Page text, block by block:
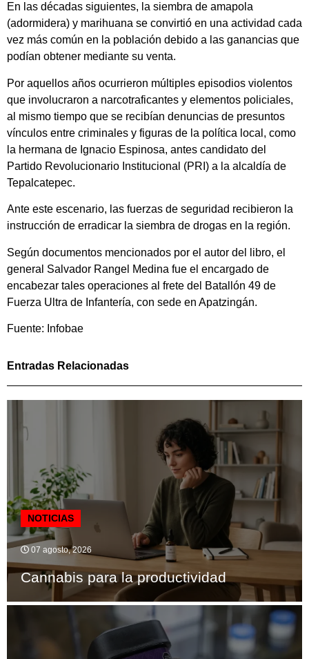
En las décadas siguientes, la siembra de amapola
(adormidera) y marihuana se convirtió en una actividad cada
vez más común en la población debido a las ganancias que
podían obtener mediante su venta.
Por aquellos años ocurrieron múltiples episodios violentos
que involucraron a narcotraficantes y elementos policiales,
al mismo tiempo que se recibían denuncias de presuntos
vínculos entre criminales y figuras de la política local, como
la hermana de Ignacio Espinosa, antes candidato del
Partido Revolucionario Institucional (PRI) a la alcaldía de
Tepalcatepec.
Ante este escenario, las fuerzas de seguridad recibieron la
instrucción de erradicar la siembra de drogas en la región.
Según documentos mencionados por el autor del libro, el
general Salvador Rangel Medina fue el encargado de
encabezar tales operaciones al frete del Batallón 49 de
Fuerza Ultra de Infantería, con sede en Apatzingán.
Fuente: Infobae
Entradas Relacionadas
NOTICIAS
07 agosto, 2026
Cannabis para la productividad